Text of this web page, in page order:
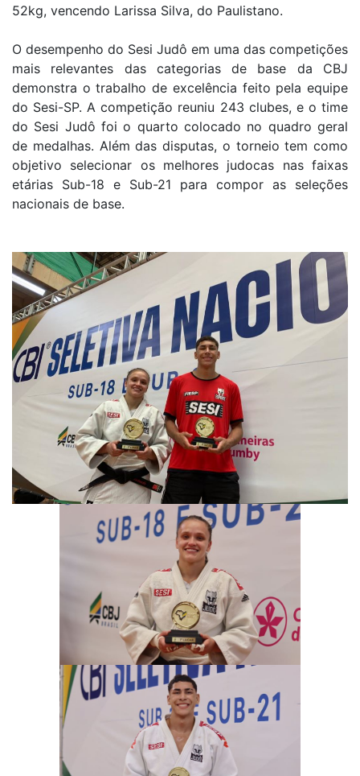
52kg, vencendo Larissa Silva, do Paulistano.
O desempenho do Sesi Judô em uma das competições
mais relevantes das categorias de base da CBJ
demonstra o trabalho de excelência feito pela equipe
do Sesi-SP. A competição reuniu 243 clubes, e o time
do Sesi Judô foi o quarto colocado no quadro geral
de medalhas. Além das disputas, o torneio tem como
objetivo selecionar os melhores judocas nas faixas
etárias Sub-18 e Sub-21 para compor as seleções
nacionais de base.